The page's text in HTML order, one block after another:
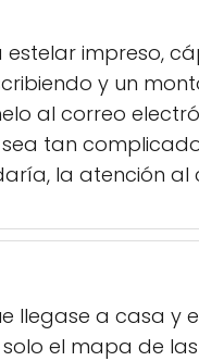
impreso,
y un
al correo
tan
la atención al
llegase a casa y
el mapa de